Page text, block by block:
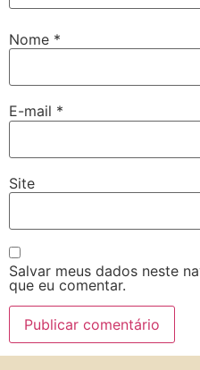
Nome *
E-mail *
Site
Salvar meus dados neste
que eu comentar.